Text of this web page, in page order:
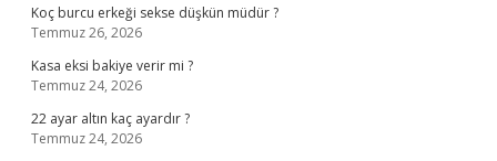
Koç burcu erkeği sekse düşkün müdür ?
Temmuz 26, 2026
Kasa eksi bakiye verir mi ?
Temmuz 24, 2026
22 ayar altın kaç ayardır ?
Temmuz 24, 2026